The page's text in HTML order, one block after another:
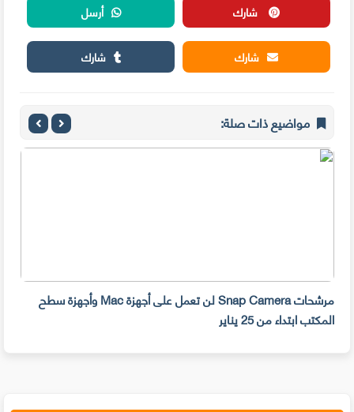
شارك
أرسل
شارك
شارك
مواضيع ذات صلة:
مرشحات Snap Camera لن تعمل على أجهزة Mac وأجهزة سطح
المكتب ابتداء من 25 يناير